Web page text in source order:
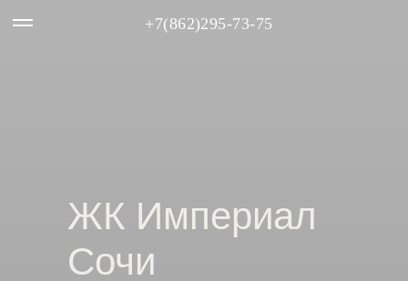
+7(862)295-73-75
ЖК Империал
Сочи